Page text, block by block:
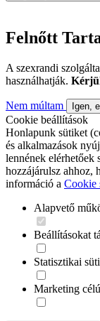
Felnőtt
A szexrandi
használhatják.
Nem múltam Igen,
Cookie beállítások
Honlapunk sütiket
és alkalmazások
lennének elérhetőek
hozzájárulsz ahhoz,
információ a Cookie
Alapvető
Beállításokat
Statisztikai
Marketing